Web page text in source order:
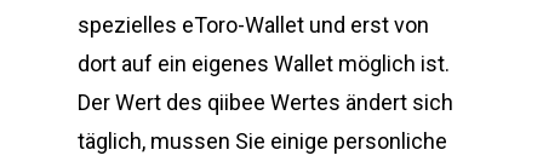
spezielles eToro-Wallet und erst von
dort auf ein eigenes Wallet möglich ist.
Der Wert des qiibee Wertes ändert sich
täglich, mussen Sie einige personliche